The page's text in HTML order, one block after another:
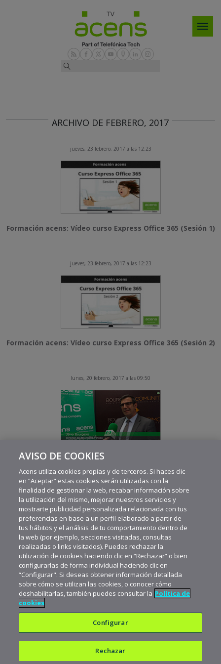
ARCHIVO DE FEBRERO, 2017
jueves, 23 febrero, 2017 a las 12:23
Formación acens: Vídeo curso Express Office 365 (Sesión 1)
jueves, 23 febrero, 2017 a las 12:23
Formación acens: Vídeo curso Express Office 365 (Sesión 2)
lunes, 20 febrero, 2017 a las 09:50
Javier Bourgeois: “Elegimos acens como nuestro
Política de privacidad
AVISO DE COOKIES
Acens utiliza cookies propias y de terceros. Si haces clic
en “Aceptar” estas cookies serán utilizadas con la
finalidad de gestionar la web, recabar información sobre
la utilización del mismo, mejorar nuestros servicios y
mostrarte publicidad personalizada relacionada con tus
preferencias en base a un perfil elaborado a partir de
tus hábitos y el análisis de tu comportamiento dentro de
la web (por ejemplo, secciones visitadas, consultas
realizadas o links visitados). Puedes rechazar la
utilización de cookies haciendo clic en “Rechazar” o bien
configurarlas de forma individual haciendo clic en
“Configurar". Si deseas obtener información detallada
sobre cómo se utilizan las cookies, o conocer cómo
deshabilitarlas, también puedes consultar la Política de
cookies
Configurar
Rechazar